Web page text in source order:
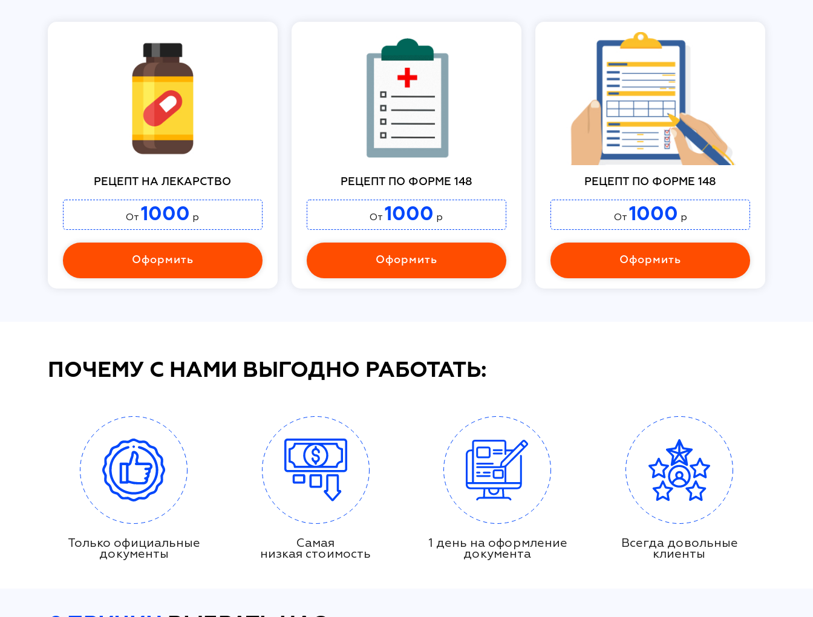
РЕЦЕПТ НА ЛЕКАРСТВО
От 1000 р
Оформить
РЕЦЕПТ ПО ФОРМЕ 148
От 1000 р
Оформить
РЕЦЕПТ ПО ФОРМЕ 148
От 1000 р
Оформить
ПОЧЕМУ С НАМИ ВЫГОДНО РАБОТАТЬ:
Только официальные
документы
Самая
низкая стоимость
1 день на оформление
документа
Всегда довольные
клиенты